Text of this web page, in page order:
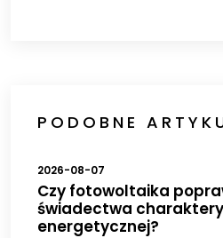
PODOBNE
2026-08-07
Czy fotowoltaika
świadectwa
energetycznej?